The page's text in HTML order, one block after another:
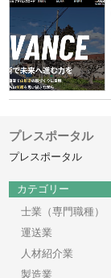
プレスポータル
プレスポータル
カテゴリー
士業（専門職種）
運送業
人材紹介業
製造業